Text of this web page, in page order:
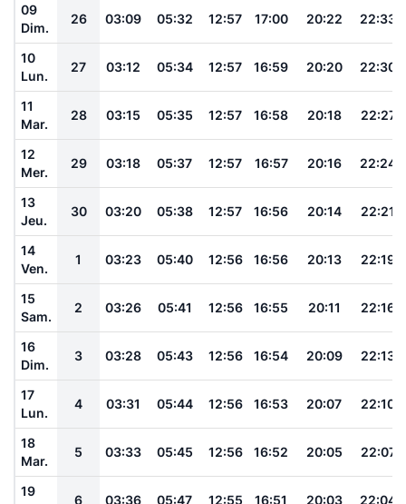
09
Dim.
26 03:09 05:32 12:57 17:00 20:22 22:33
10
Lun.
27 03:12 05:34 12:57 16:59 20:20 22:30
11
Mar.
28 03:15 05:35 12:57 16:58 20:18 22:27
12
Mer.
29 03:18 05:37 12:57 16:57 20:16 22:24
13
Jeu.
30 03:20 05:38 12:57 16:56 20:14 22:21
14
Ven.
1 03:23 05:40 12:56 16:56 20:13 22:19
15
Sam.
2 03:26 05:41 12:56 16:55 20:11 22:16
16
Dim.
3 03:28 05:43 12:56 16:54 20:09 22:13
17
Lun.
4 03:31 05:44 12:56 16:53 20:07 22:10
18
Mar.
5 03:33 05:45 12:56 16:52 20:05 22:07
19
6 03:36 05:47 12:55 16:51 20:03 22:04